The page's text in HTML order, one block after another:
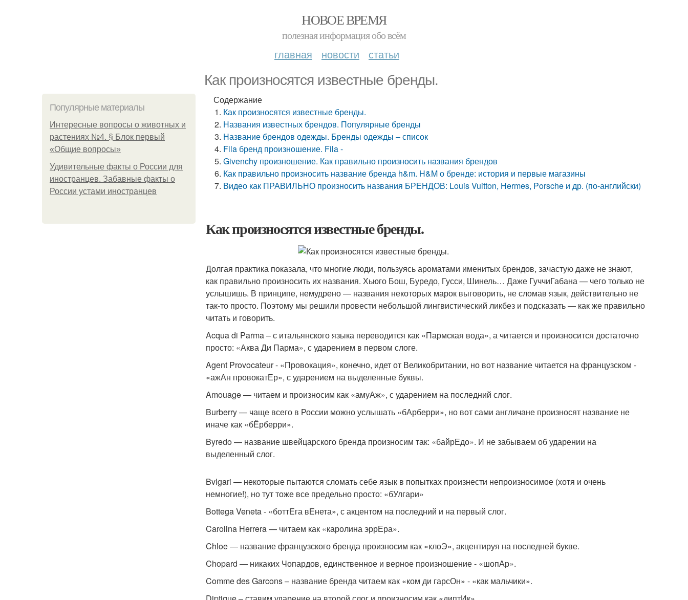
НОВОЕ ВРЕМЯ
полезная информация обо всём
главная новости статьи
Как произносятся известные бренды.
Популярные материалы
Интересные вопросы о животных и
растениях №4. § Блок первый
«Общие вопросы»
Удивительные факты о России для
иностранцев. Забавные факты о
России устами иностранцев
Содержание
Как произносятся известные бренды.
Названия известных брендов. Популярные бренды
Название брендов одежды. Бренды одежды – список
Fila бренд произношение. Fila -
Givenchy произношение. Как правильно произносить названия брендов
Как правильно произносить название бренда h&m. H&M о бренде: история и первые магазины
Видео как ПРАВИЛЬНО произносить названия БРЕНДОВ: Louis Vuitton, Hermes, Porsche и др. (по-английски)
Как произносятся известные бренды.
Долгая практика показала, что многие люди, пользуясь ароматами именитых брендов, зачастую даже не знают,
как правильно произносить их названия. Хьюго Бош, Буредо, Гусси, Шинель… Даже ГуччиГабана — чего только не
услышишь. В принципе, немудрено — названия некоторых марок выговорить, не сломав язык, действительно не
так-то просто. Поэтому мы решили провести небольшой лингвистический ликбез и подсказать — как же правильно
читать и говорить.
Acqua di Parma – с итальянского языка переводится как «Пармская вода», а читается и произносится достаточно
просто: «Аква Ди Парма», с ударением в первом слоге.
Agent Provocateur - «Провокация», конечно, идет от Великобритании, но вот название читается на французском -
«ажАн провокатЕр», с ударением на выделенные буквы.
Amouage — читаем и произносим как «амуАж», с ударением на последний слог.
Burberry — чаще всего в России можно услышать «бАрберри», но вот сами англичане произносят название не
иначе как «бЁрберри».
Byredo — название швейцарского бренда произносим так: «байрЕдо». И не забываем об ударении на
выделенный слог.
Bvlgari — некоторые пытаются сломать себе язык в попытках произнести непроизносимое (хотя и очень
немногие!), но тут тоже все предельно просто: «бУлгари»
Bottega Veneta - «боттЕга вЕнета», с акцентом на последний и на первый слог.
Carolina Herrera — читаем как «каролина эррЕра».
Chloe — название французского бренда произносим как «клоЭ», акцентируя на последней букве.
Chopard — никаких Чопардов, единственное и верное произношение - «шопАр».
Comme des Garcons – название бренда читаем как «ком ди гарсОн» - «как мальчики».